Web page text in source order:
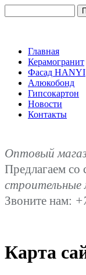
Главная
Керамогранит
Фасад HANYI
Алюкобонд
Гипсокартон
Новости
Контакты
Оптовый
Предлагаем со
Звоните нам:
Карта